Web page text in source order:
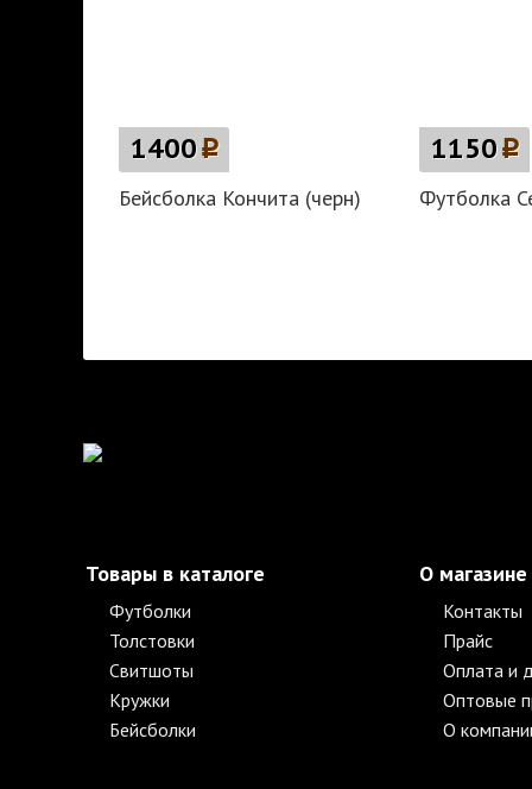
1400p
Бейсболка Кончита (черн)
1150p
Футболка
Товары в каталоге
Футболки
Толстовки
Свитшоты
Кружки
Бейсболки
О магазине
Контакты
Прайс
Оплата и
Оптовые
О